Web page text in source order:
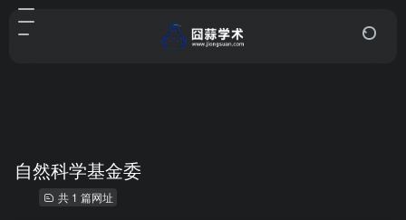
自然科学基金委
共 1 篇网址